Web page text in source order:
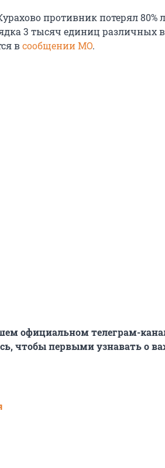
противник потерял 80%
3 тысяч единиц различных
всообщении МО.
официальном телеграм-
чтобы первыми узнавать о